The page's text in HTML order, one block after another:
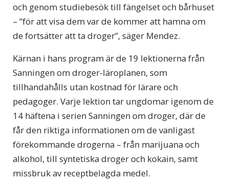
och genom studiebesök till fängelset och bårhuset
– ”för att visa dem var de kommer att hamna om
de fortsätter att ta droger”, säger Mendez.
Kärnan i hans program är de 19 lektionerna från
Sanningen om droger-läroplanen, som
tillhandahålls utan kostnad för lärare och
pedagoger. Varje lektion tar ungdomar igenom de
14 häftena i serien Sanningen om droger, där de
får den riktiga informationen om de vanligast
förekommande drogerna – från marijuana och
alkohol, till syntetiska droger och kokain, samt
missbruk av receptbelagda medel.